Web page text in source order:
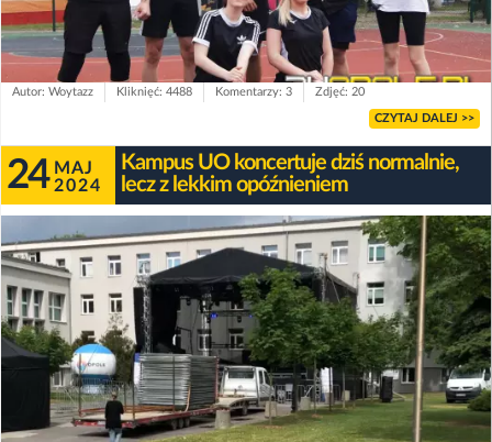
Autor: Woytazz Kliknięć: 4488 Komentarzy: 3 Zdjęć: 20
CZYTAJ DALEJ >>
24 MAJ
2024
Kampus UO koncertuje dziś normalnie,
lecz z lekkim opóźnieniem